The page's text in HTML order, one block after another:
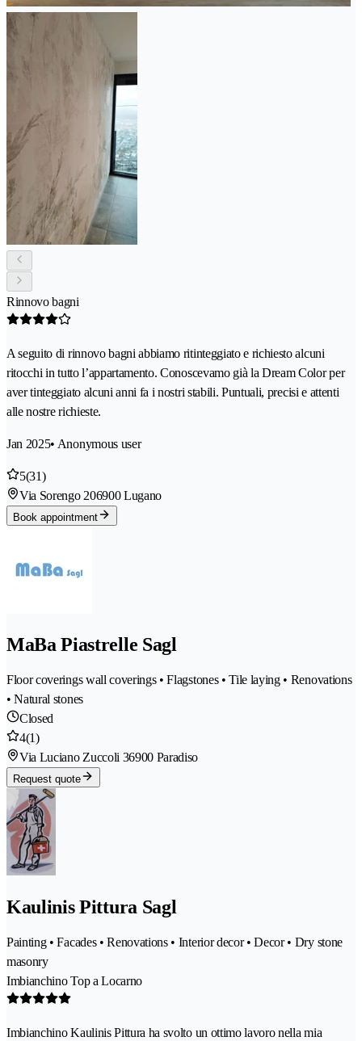
Rinnovo bagni
A seguito di rinnovo bagni abbiamo ritinteggiato e richiesto alcuni
ritocchi in tutto l’appartamento. Conoscevamo già la Dream Color per
aver tinteggiato alcuni anni fa i nostri stabili. Puntuali, precisi e attenti
alle nostre richieste.
Jan 2025• Anonymous user
5(31)
Via Sorengo 206900 Lugano
Book appointment
MaBa Piastrelle Sagl
Floor coverings wall coverings • Flagstones • Tile laying • Renovations
• Natural stones
Closed
4(1)
Via Luciano Zuccoli 36900 Paradiso
Request quote
Kaulinis Pittura Sagl
Painting • Facades • Renovations • Interior decor • Decor • Dry stone
masonry
Imbianchino Top a Locarno
Imbianchino Kaulinis Pittura ha svolto un ottimo lavoro nella mia